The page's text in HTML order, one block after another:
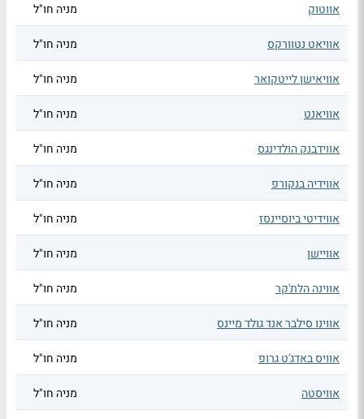
אווטוק מניה חו"ל
אוויאט נטוורקס מניה חו"ל
אוויאישן לייטקואר מניה חו"ל
אוויאנט מניה חו"ל
אווידבנק הולדינגס מניה חו"ל
אווידיה בנקורפ מניה חו"ל
אווידיטי ביוסיינסז מניה חו"ל
אוויישן מניה חו"ל
אווינה הלת'קר מניה חו"ל
אווינו סילבר אנד גולד מיינס מניה חו"ל
אוויס באדג'ט גרופ מניה חו"ל
אוויסטה מניה חו"ל